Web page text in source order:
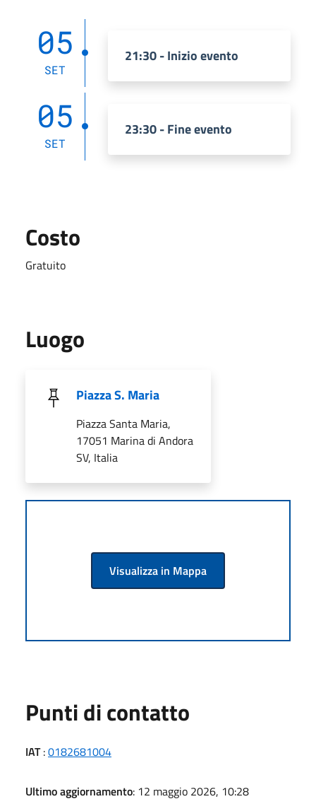
05
SET
21:30 - Inizio evento
05
SET
23:30 - Fine evento
Costo
Gratuito
Luogo
Piazza S. Maria
Piazza Santa Maria,
17051 Marina di Andora
SV, Italia
Visualizza in Mappa
Punti di contatto
IAT:0182681004
Ultimo aggiornamento: 12 maggio 2026, 10:28